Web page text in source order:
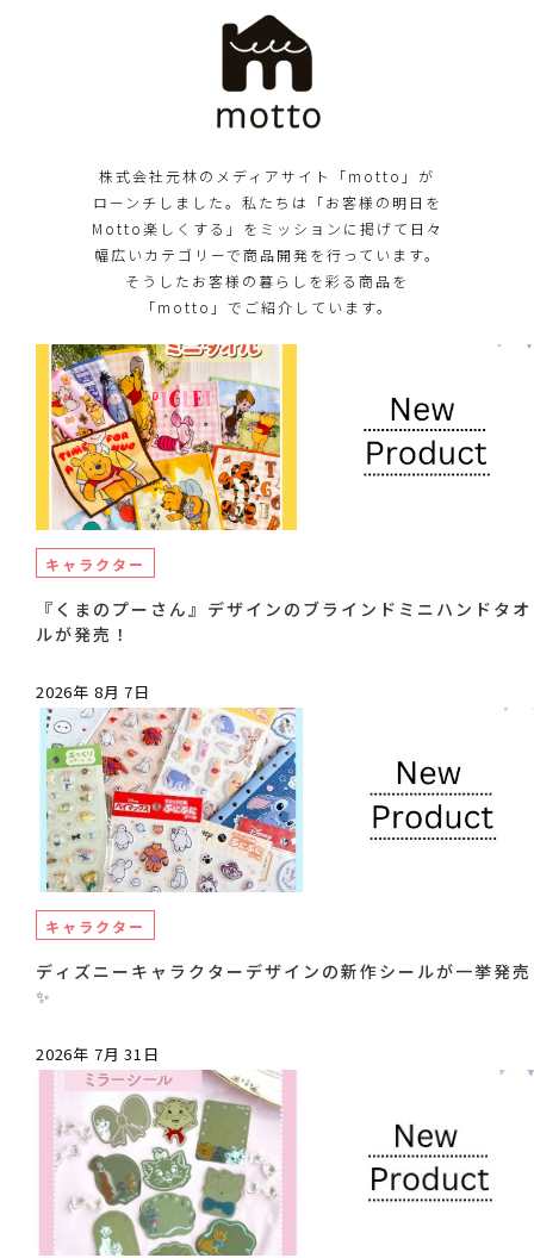
株式会社元林のメディアサイト「motto」が
ローンチしました。私たちは「お客様の明日を
Motto楽しくする」をミッションに掲げて日々
幅広いカテゴリーで商品開発を行っています。
そうしたお客様の暮らしを彩る商品を
「motto」でご紹介しています。
キャラクター
『くまのプーさん』デザインのブラインドミニハンドタオ
ルが発売！
2026年 8月 7日
キャラクター
ディズニーキャラクターデザインの新作シールが一挙発売
✨
2026年 7月 31日